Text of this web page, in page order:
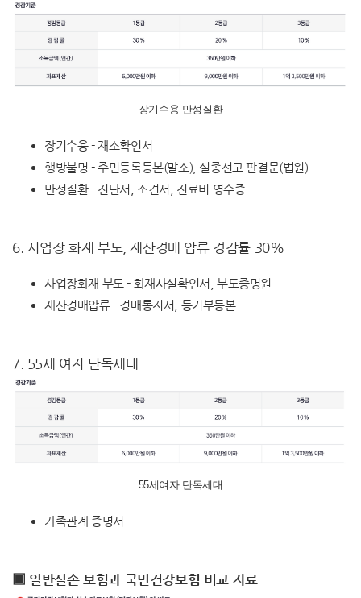
장기수용 만성질환
장기수용 - 재소확인서
행방불명 - 주민등록등본(말소), 실종선고 판결문(법원)
만성질환 - 진단서, 소견서, 진료비 영수증
6. 사업장 화재 부도, 재산경매 압류 경감률 30%
사업장화재 부도 - 화재사실확인서, 부도증명원
재산경매압류 - 경매통지서, 등기부등본
7. 55세 여자 단독세대
55세여자 단독세대
가족관계 증명서
▣ 일반실손 보험과 국민건강보험 비교 자료